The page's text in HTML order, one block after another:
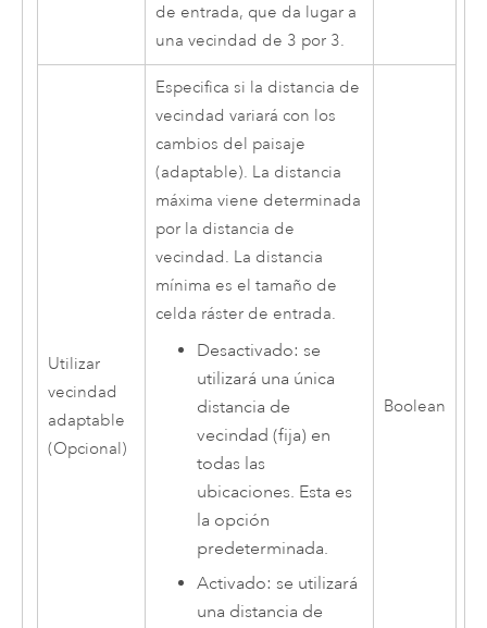
de entrada, que da lugar a
una vecindad de 3 por 3.
Utilizar
vecindad
adaptable
(Opcional)
Especifica si la distancia de
vecindad variará con los
cambios del paisaje
(adaptable). La distancia
máxima viene determinada
por la distancia de
vecindad. La distancia
mínima es el tamaño de
celda ráster de entrada.
Desactivado: se
utilizará una única
distancia de
vecindad (fija) en
todas las
ubicaciones. Esta es
la opción
predeterminada.
Activado: se utilizará
una distancia de
Boolean